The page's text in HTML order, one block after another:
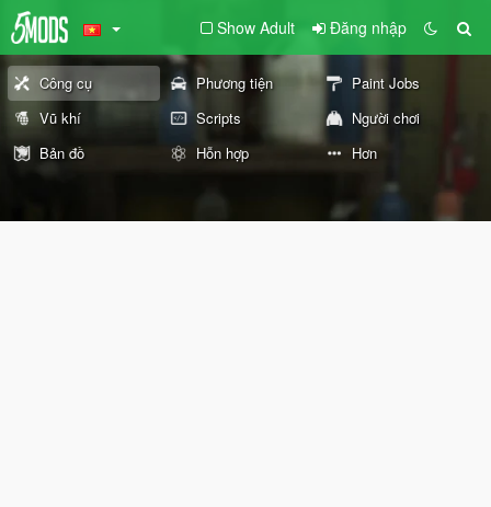
Show Adult Đăng nhập
Công cụ Phương tiện
Paint Jobs
Vũ khí
Scripts
Người chơi
Bản đồ
Hỗn hợp Hơn